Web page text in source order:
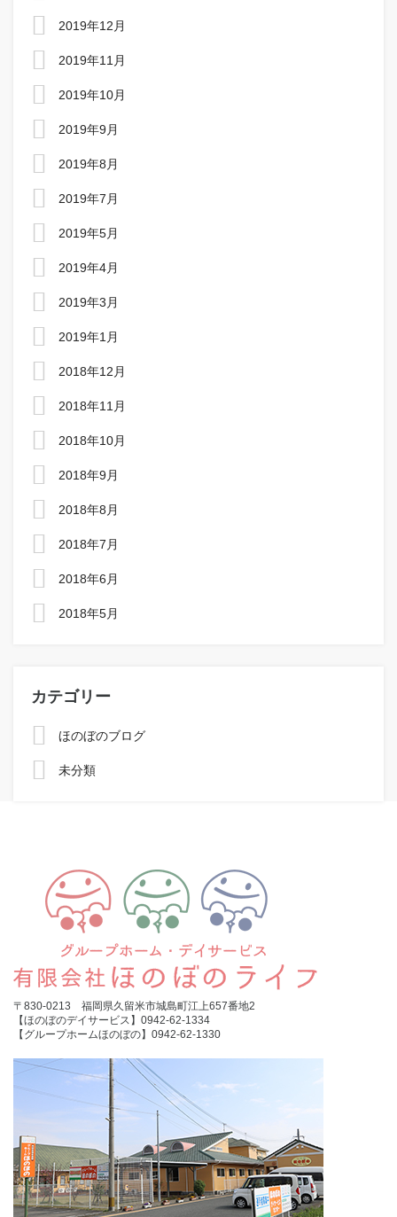
2019年12月
2019年11月
2019年10月
2019年9月
2019年8月
2019年7月
2019年5月
2019年4月
2019年3月
2019年1月
2018年12月
2018年11月
2018年10月
2018年9月
2018年8月
2018年7月
2018年6月
2018年5月
カテゴリー
ほのぼのブログ
未分類
〒830-0213 福岡県久留米市城島町江上657番地2
【ほのぼのデイサービス】0942-62-1334
【グループホームほのぼの】0942-62-1330